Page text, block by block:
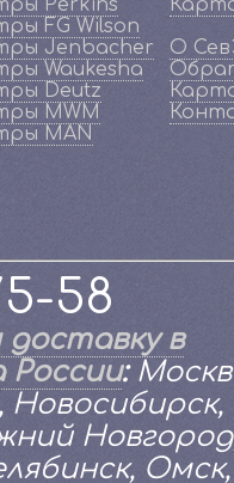
Perkins
FG Wilson
Jenbacher
Waukesha
Deutz
MWM
MAN
О
58
в
России:
Омск,